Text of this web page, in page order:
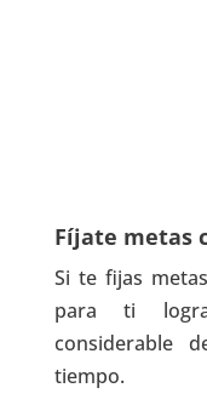
Fíjate metas
Si te fijas
para ti
considerable
tiempo.